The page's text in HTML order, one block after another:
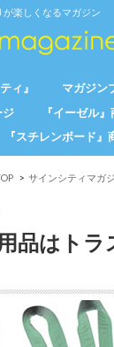
楽しくなるマガジン
ィ』 マガジン
ジ
『イーゼル
『スチレンボード』
サインシティマガ
品はトラ